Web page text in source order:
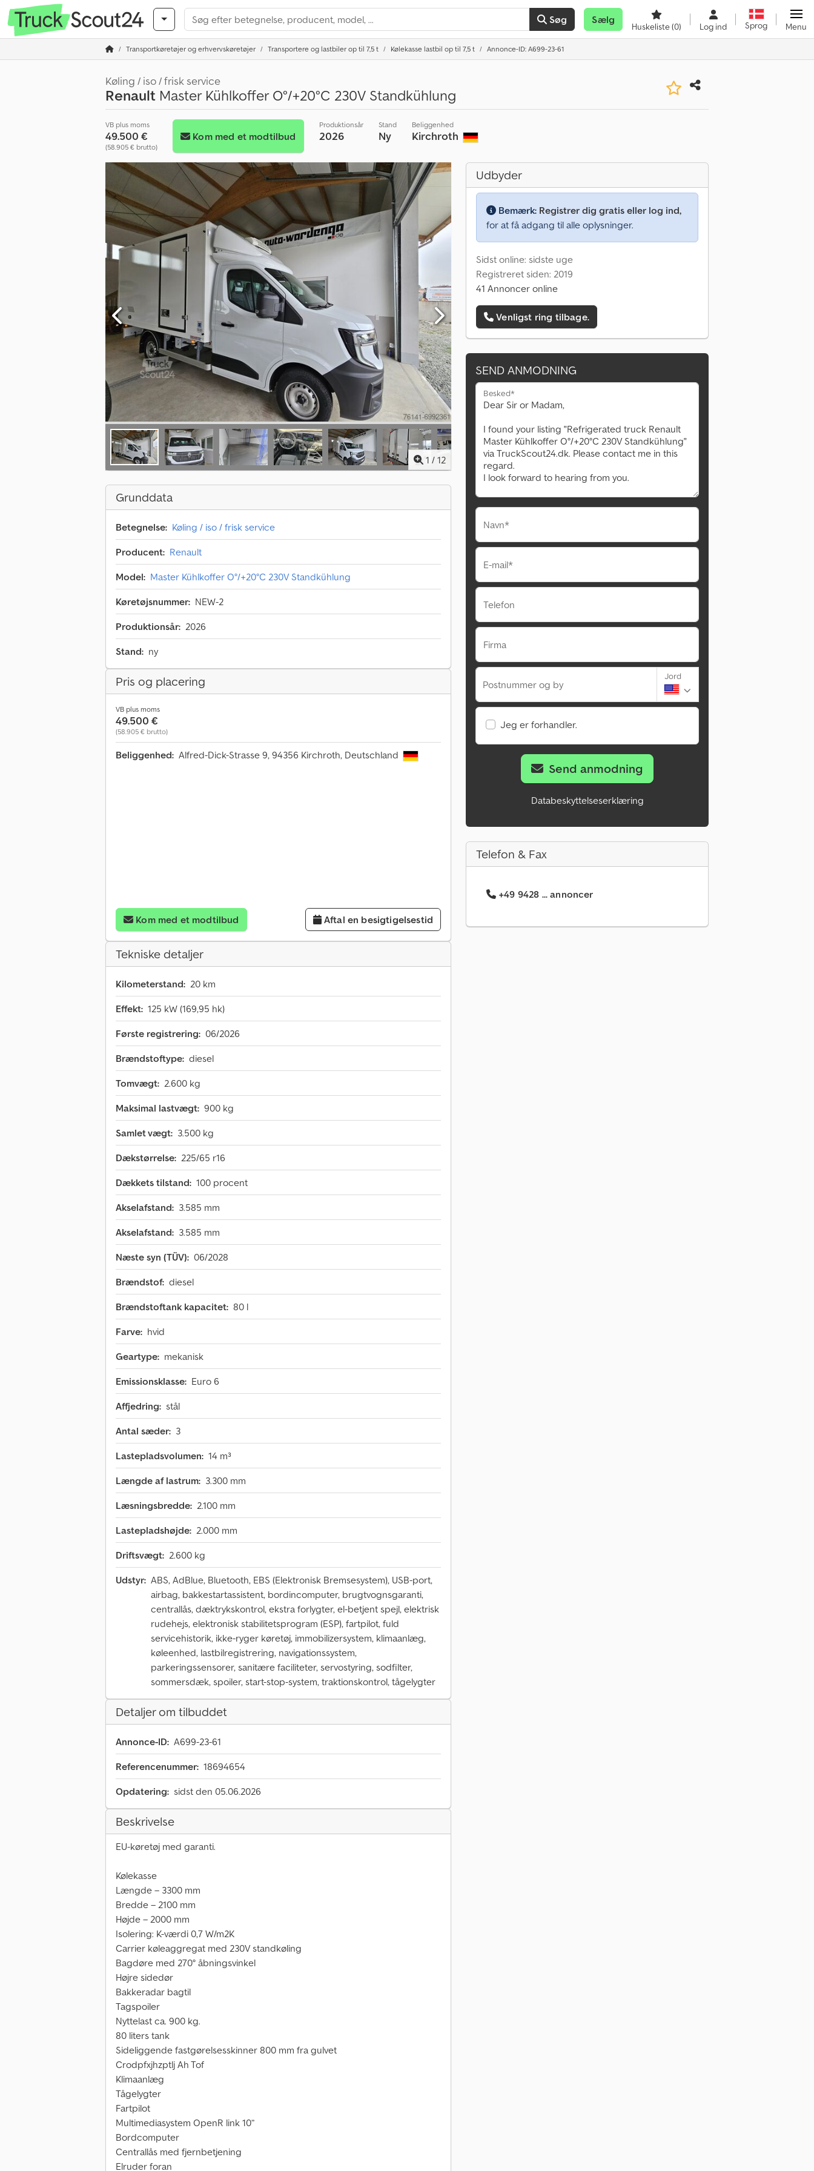
Søg Sælg
Huskeliste(0) Log ind Sprog Menu
Transportkøretøjer og erhvervskøretøjer Transportere og lastbiler op til 7,5 t Kølekasse lastbil op til 7,5 t Annonce-ID: A699-23-61
Køling / iso / frisk service
Renault Master Kühlkoffer O°/+20°C 230V Standkühlung
VB plus moms
49.500 €
(58.905 € brutto)
Kom med et modtilbud
Produktionsår
2026
Stand
Ny
Beliggenhed
Kirchroth
1 / 12
Grunddata
Betegnelse: Køling / iso / frisk service
Producent: Renault
Model: Master Kühlkoffer O°/+20°C 230V Standkühlung
Køretøjsnummer: NEW-2
Produktionsår: 2026
Stand: ny
Pris og placering
VB plus moms
49.500 €
(58.905 € brutto)
Beliggenhed: Alfred-Dick-Strasse 9, 94356 Kirchroth, Deutschland
Kom med et modtilbud Aftal en besigtigelsestid
Tekniske detaljer
Kilometerstand: 20 km
Effekt: 125 kW (169,95 hk)
Første registrering: 06/2026
Brændstoftype: diesel
Tomvægt: 2.600 kg
Maksimal lastvægt: 900 kg
Samlet vægt: 3.500 kg
Dækstørrelse: 225/65 r16
Dækkets tilstand: 100 procent
Akselafstand: 3.585 mm
Akselafstand: 3.585 mm
Næste syn (TÜV): 06/2028
Brændstof: diesel
Brændstoftank kapacitet: 80 l
Farve: hvid
Geartype: mekanisk
Emissionsklasse: Euro 6
Affjedring: stål
Antal sæder: 3
Lastepladsvolumen: 14 m³
Længde af lastrum: 3.300 mm
Læsningsbredde: 2.100 mm
Lastepladshøjde: 2.000 mm
Driftsvægt: 2.600 kg
Udstyr: ABS, AdBlue, Bluetooth, EBS (Elektronisk Bremsesystem), USB-port,
airbag, bakkestartassistent, bordincomputer, brugtvognsgaranti,
centrallås, dæktrykskontrol, ekstra forlygter, el-betjent spejl, elektrisk
rudehejs, elektronisk stabilitetsprogram (ESP), fartpilot, fuld
servicehistorik, ikke-ryger køretøj, immobilizersystem, klimaanlæg,
køleenhed, lastbilregistrering, navigationssystem,
parkeringssensorer, sanitære faciliteter, servostyring, sodfilter,
sommersdæk, spoiler, start-stop-system, traktionskontrol, tågelygter
Detaljer om tilbuddet
Annonce-ID: A699-23-61
Referencenummer: 18694654
Opdatering: sidst den 05.06.2026
Beskrivelse
EU-køretøj med garanti.
Kølekasse
Længde – 3300 mm
Bredde – 2100 mm
Højde – 2000 mm
Isolering: K-værdi 0,7 W/m2K
Carrier køleaggregat med 230V standkøling
Bagdøre med 270° åbningsvinkel
Højre side­dør
Bakkeradar bagtil
Tagspoiler
Nyttelast ca. 900 kg.
80 liters tank
Sideliggende fastgørelsesskinner 800 mm fra gulvet
Crodpfxjhzptlj Ah Tof
Klimaanlæg
Tågelygter
Fartpilot
Multimediasystem OpenR link 10”
Bordcomputer
Centrallås med fjernbetjening
Elruder foran
Udbyder
Bemærk: Registrer dig gratis eller log ind,
for at få adgang til alle oplysninger.
Sidst online: sidste uge
Registreret siden: 2019
41 Annoncer online
Venligst ring tilbage.
SEND ANMODNING
Besked*
Navn*
E-mail*
Telefon
Firma
Postnummer og by
Jord
Jeg er forhandler.
Send anmodning
Databeskyttelseserklæring
Telefon & Fax
+49 9428 ... annoncer